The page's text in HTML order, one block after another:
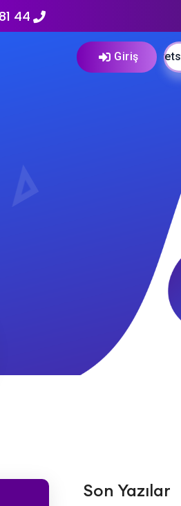
44
Giriş
Ücretsiz Deneyin!
Son Yazılar